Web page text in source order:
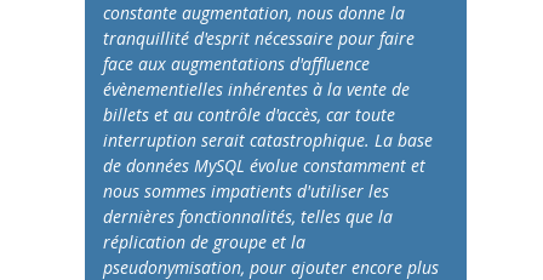
Case Studies
Performance
Benchmarks
TCO Savings
Industries
News & Events
constante augmentation, nous donne la
tranquillité d'esprit nécessaire pour faire
face aux augmentations d'affluence
évènementielles inhérentes à la vente de
billets et au contrôle d'accès, car toute
interruption serait catastrophique. La base
de données MySQL évolue constamment et
nous sommes impatients d'utiliser les
dernières fonctionnalités, telles que la
réplication de groupe et la
pseudonymisation, pour ajouter encore plus